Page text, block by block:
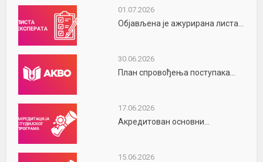
01.07.2026
Објављена је ажурирана листа...
30.06.2026
План спровођења поступака...
17.06.2026
Акредитован основни...
15.06.2026